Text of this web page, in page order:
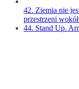
42. Ziemia nie
przestrzeni
44. Stand Up.